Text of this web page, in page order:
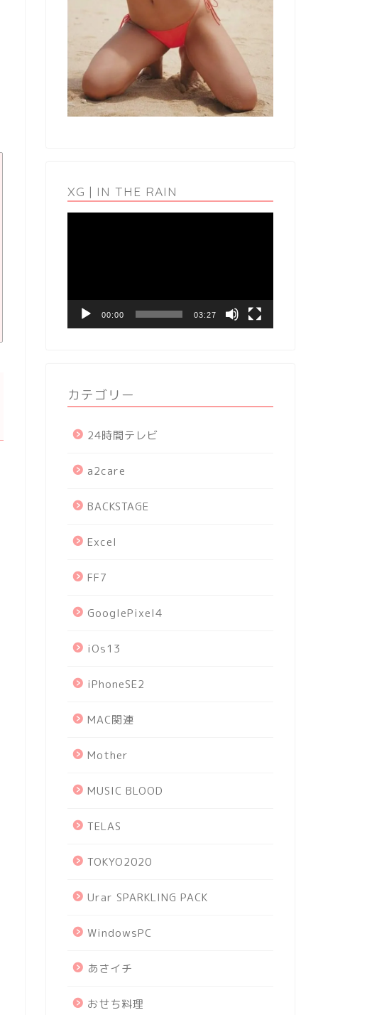
XG | IN THE RAIN
ヤ
00:00 03:27
カテゴリー
24時間テレビ
a2care
BACKSTAGE
Excel
FF7
GooglePixel4
iOs13
iPhoneSE2
MAC関連
Mother
MUSIC BLOOD
TELAS
TOKYO2020
Urar SPARKLING PACK
WindowsPC
あさイチ
おせち料理